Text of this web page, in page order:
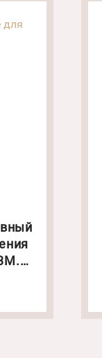
для